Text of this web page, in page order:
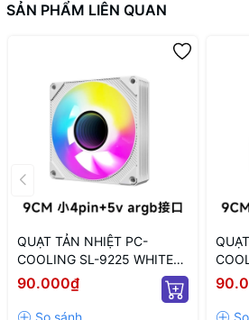
SẢN PHẨM LIÊN QUAN
QUẠT TẢN NHIỆT PC-
COOLING SL-9225 WHITE
ARGB (MÀU TRẮNG/ 9CM/
LED TÂM ARGB VÔ CỰC)
90.000₫
LED
LED